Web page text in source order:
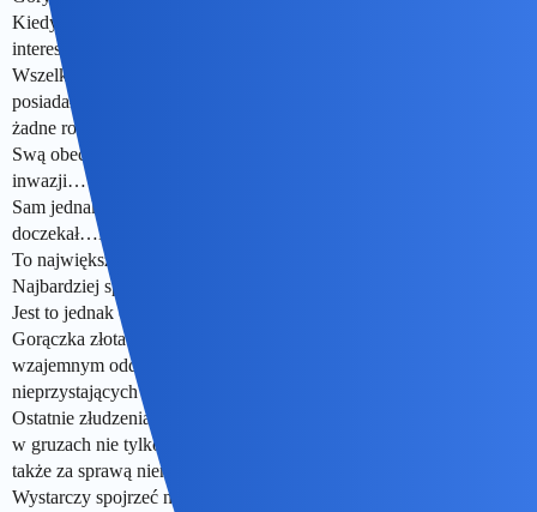
Kiedy jednak tylko odkryto złoto,traktaty nikogo nie
interesowały…
Wszelka czerń ruszyła,czasem sprzedając wszystko co tylko
posiadała…Do tego łapy maczał w tym…gen.Custer,do którego
żadne rozkazy ani opinie nie docierały…
Swą obecnością"uprawomocniał" niejako poczynania białej
inwazji…
Sam jednak liczył na innego rodzaju konfrontację i się jej
doczekał…Nad Little Big Horn,w 1876 roku.
To największy triumf Indian od czasu powstania Pontiaka…
Najbardziej spektakularny i…legendotwórczy.
Jest to jednak osobny temat.
Gorączka złota z Black Hills była punktem zwrotnym we
wzajemnym oddziaływaniu dwóch,w najmniejszym stopniu
nieprzystających do siebie światów.
Ostatnie złudzenia co do uczciwości postępującej cywilizacji,legły
w gruzach nie tylko za sprawą wszelkich"custerów"tego świata ale
także za sprawą niemocy technologicznej.
Wystarczy spojrzeć na mapę.